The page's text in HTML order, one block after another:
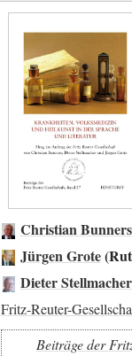
Christian Bunners
Jürgen Grote
Dieter Stellmacher
Fritz-Reuter-
Beiträge der